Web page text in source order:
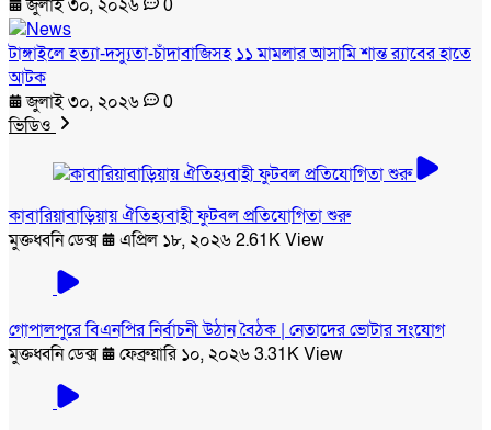
জুলাই ৩০, ২০২৬
0
টাঙ্গাইলে হত্যা-দস্যুতা-চাঁদাবাজিসহ ১১ মামলার আসামি শান্ত র‍্যাবের হাতে
আটক
জুলাই ৩০, ২০২৬
0
ভিডিও
কাবারিয়াবাড়িয়ায় ঐতিহ্যবাহী ফুটবল প্রতিযোগিতা শুরু
মুক্তধ্বনি ডেক্স
এপ্রিল ১৮, ২০২৬2.61K View
গোপালপুরে বিএনপির নির্বাচনী উঠান বৈঠক | নেতাদের ভোটার সংযোগ
মুক্তধ্বনি ডেক্স
ফেব্রুয়ারি ১০, ২০২৬3.31K View